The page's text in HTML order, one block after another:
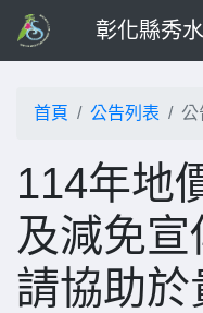
彰化縣秀
首頁 公告列表 公
114年地
及減免宣
請協助於